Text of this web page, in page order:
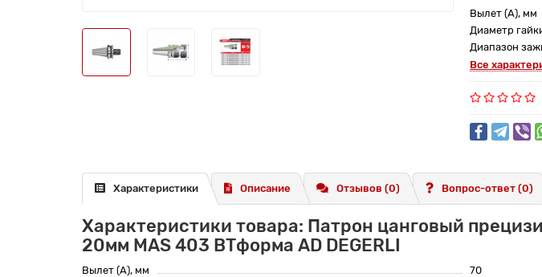
Вылет (A), мм
Диаметр
Диапазон
Все
Характеристики Описание Отзывов (0) Вопрос-ответ (0)
Характеристики товара: Патрон цанговый
20мм MAS 403 BTформа AD DEGERLI
Вылет (A), мм
70